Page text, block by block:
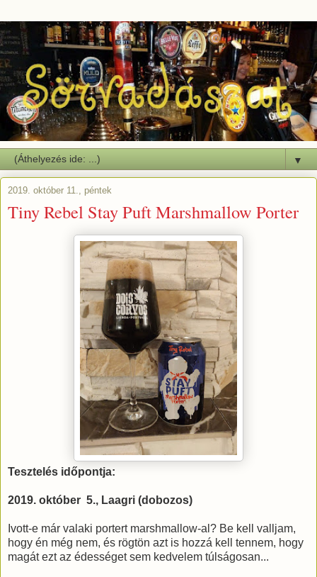
▼
2019. október 11., péntek
Tiny Rebel Stay Puft Marshmallow Porter
Tesztelés időpontja:
2019. október 5., Laagri (dobozos)
Ivott-e már valaki portert marshmallow-al? Be kell valljam,
hogy én még nem, és rögtön azt is hozzá kell tennem, hogy
magát ezt az édességet sem kedvelem túlságosan...